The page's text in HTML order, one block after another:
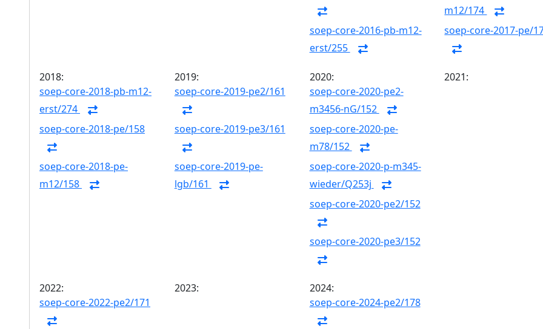
soep-core-2016-pb-m12-
erst/255
m12/174
soep-core-2017-pe/
2018:
soep-core-2018-pb-m12-
erst/274
soep-core-2018-pe/158
soep-core-2018-pe-
m12/158
2019:
soep-core-2019-pe2/161
soep-core-2019-pe3/161
soep-core-2019-pe-
lgb/161
2020:
soep-core-2020-pe2-
m3456-nG/152
soep-core-2020-pe-
m78/152
soep-core-2020-p-m345-
wieder/Q253j
soep-core-2020-pe2/152
soep-core-2020-pe3/152
2021:
2022:
soep-core-2022-pe2/171
2023:
2024:
soep-core-2024-pe2/178